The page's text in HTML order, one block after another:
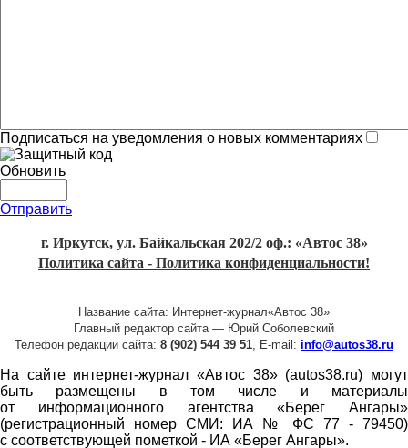
Подписаться на уведомления о новых комментариях
Обновить
Отправить
г. Иркутск, ул. Байкальская 202/2 оф.: «Автос 38»
Политика сайта - Политика конфиденциальности!
Название сайта: Интернет-журнал«Автос 38»
Главный редактор сайта — Юрий Соболевский
Телефон редакции сайта: 8 (902) 544 39 51 , E-mail: info@autos38.ru
На сайте интернет-журнал «Автос 38» (autos38.ru) могут
быть размещены в том числе и материалы
от информационного агентства «Берег Ангары»
(регистрационный номер СМИ: ИА № ФС 77 - 79450)
с соответствующей пометкой - ИА «Берег Ангары».